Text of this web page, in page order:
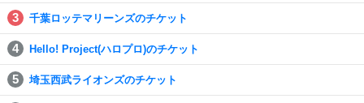
千葉ロッテマリーンズのチケット
Hello! Project(ハロプロ)のチケット
埼玉西武ライオンズのチケット